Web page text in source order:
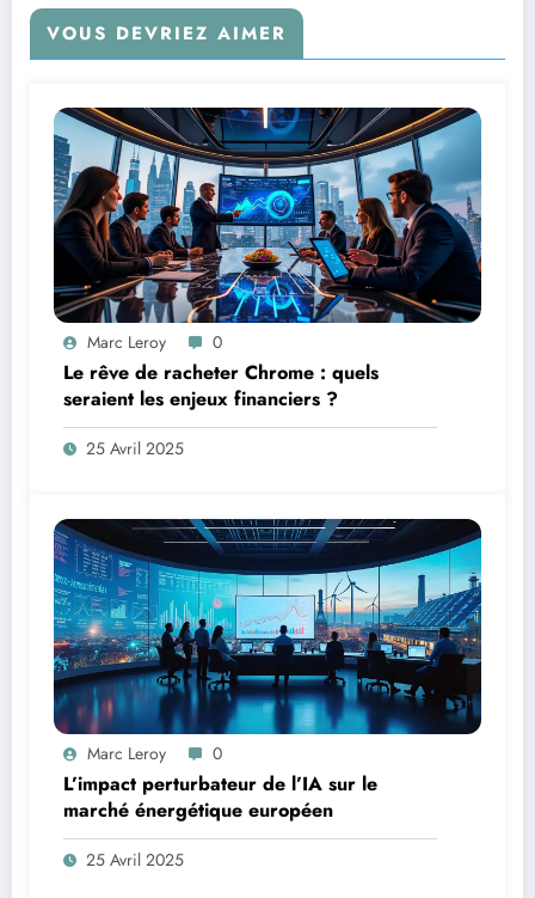
VOUS DEVRIEZ AIMER
Marc Leroy 0
Le rêve de racheter Chrome : quels
seraient les enjeux financiers ?
25 Avril 2025
Marc Leroy 0
L’impact perturbateur de l’IA sur le
marché énergétique européen
25 Avril 2025